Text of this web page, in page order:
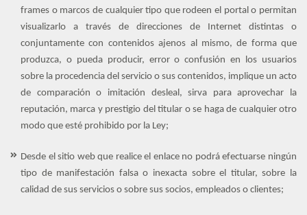
frames o marcos de cualquier tipo que rodeen el portal o permitan
visualizarlo a través de direcciones de Internet distintas o
conjuntamente con contenidos ajenos al mismo, de forma que
produzca, o pueda producir, error o confusión en los usuarios
sobre la procedencia del servicio o sus contenidos, implique un acto
de comparación o imitación desleal, sirva para aprovechar la
reputación, marca y prestigio del titular o se haga de cualquier otro
modo que esté prohibido por la Ley;
Desde el sitio web que realice el enlace no podrá efectuarse ningún
tipo de manifestación falsa o inexacta sobre el titular, sobre la
calidad de sus servicios o sobre sus socios, empleados o clientes;